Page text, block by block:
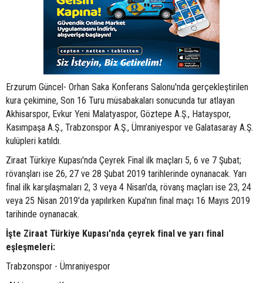
Erzurum Güncel- Orhan Saka Konferans Salonu'nda gerçekleştirilen
kura çekimine, Son 16 Turu müsabakaları sonucunda tur atlayan
Akhisarspor, Evkur Yeni Malatyaspor, Göztepe A.Ş., Hatayspor,
Kasımpaşa A.Ş., Trabzonspor A.Ş., Ümraniyespor ve Galatasaray A.Ş.
kulüpleri katıldı.
Ziraat Türkiye Kupası'nda Çeyrek Final ilk maçları 5, 6 ve 7 Şubat;
rövanşları ise 26, 27 ve 28 Şubat 2019 tarihlerinde oynanacak. Yarı
final ilk karşılaşmaları 2, 3 veya 4 Nisan'da, rövanş maçları ise 23, 24
veya 25 Nisan 2019'da yapılırken Kupa'nın final maçı 16 Mayıs 2019
tarihinde oynanacak.
İşte Ziraat Türkiye Kupası'nda çeyrek final ve yarı final
eşleşmeleri:
Trabzonspor - Ümraniyespor